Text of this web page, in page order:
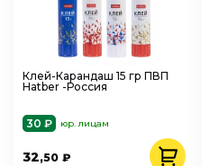
Клей-Карандаш 15 гр ПВП
Hatber -Россия
30 ₽ юр. лицам
32,50 ₽